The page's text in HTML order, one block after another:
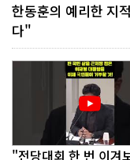
한동훈의 예리한 지
다"
"전당대회 한 번 이겨